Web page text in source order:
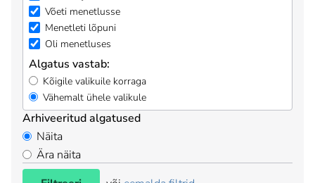
Võeti menetlusse
Menetleti lõpuni
Oli menetluses
Algatus vastab:
Kõigile valikuile korraga
Vähemalt ühele valikule
Arhiveeritud algatused
Näita
Ära näita